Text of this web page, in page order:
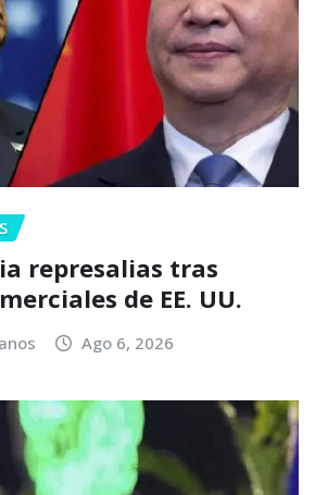
represalias tras
de EE. UU.
Ago 6, 2026